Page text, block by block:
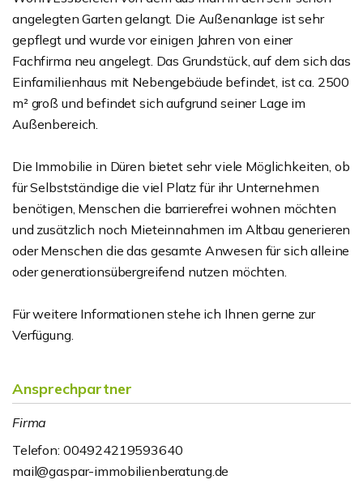
angelegten Garten gelangt. Die Außenanlage ist sehr
gepflegt und wurde vor einigen Jahren von einer
Fachfirma neu angelegt. Das Grundstück, auf dem sich das
Einfamilienhaus mit Nebengebäude befindet, ist ca. 2500
m² groß und befindet sich aufgrund seiner Lage im
Außenbereich.
Die Immobilie in Düren bietet sehr viele Möglichkeiten, ob
für Selbstständige die viel Platz für ihr Unternehmen
benötigen, Menschen die barrierefrei wohnen möchten
und zusätzlich noch Mieteinnahmen im Altbau generieren
oder Menschen die das gesamte Anwesen für sich alleine
oder generationsübergreifend nutzen möchten.
Für weitere Informationen stehe ich Ihnen gerne zur
Verfügung.
Ansprechpartner
Firma
Telefon: 004924219593640
mail@gaspar-immobilienberatung.de